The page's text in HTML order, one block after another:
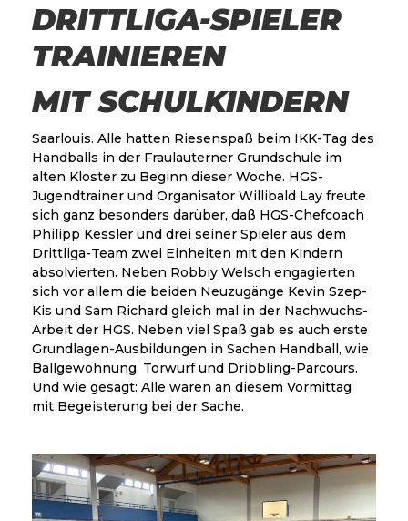
DRITTLIGA-SPIELER
TRAINIEREN
MIT SCHULKINDERN
Saarlouis. Alle hatten Riesenspaß beim IKK-Tag des
Handballs in der Fraulauterner Grundschule im
alten Kloster zu Beginn dieser Woche. HGS-
Jugendtrainer und Organisator Willibald Lay freute
sich ganz besonders darüber, daß HGS-Chefcoach
Philipp Kessler und drei seiner Spieler aus dem
Drittliga-Team zwei Einheiten mit den Kindern
absolvierten. Neben Robbiy Welsch engagierten
sich vor allem die beiden Neuzugänge Kevin Szep-
Kis und Sam Richard gleich mal in der Nachwuchs-
Arbeit der HGS. Neben viel Spaß gab es auch erste
Grundlagen-Ausbildungen in Sachen Handball, wie
Ballgewöhnung, Torwurf und Dribbling-Parcours.
Und wie gesagt: Alle waren an diesem Vormittag
mit Begeisterung bei der Sache.